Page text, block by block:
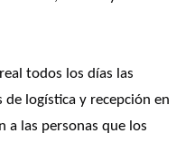
todos los días las
logística y recepción en
a las personas que los